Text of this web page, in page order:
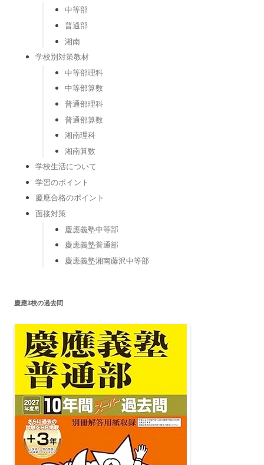
中等部
普通部
湘南
学校別対策教材
中等部理科
中等部算数
普通部理科
普通部算数
湘南理科
湘南算数
学校生活について
学習のポイント
慶應合格のポイント
面接対策
慶應義塾中等部
慶應義塾普通部
慶應義塾湘南藤沢中等部
慶應3校の過去問